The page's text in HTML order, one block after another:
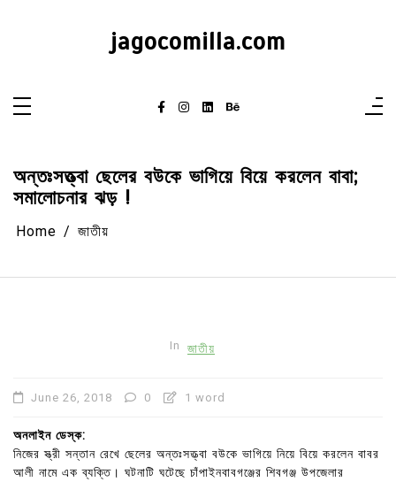
jagocomilla.com
অন্তঃসত্ত্বা ছেলের বউকে ভাগিয়ে বিয়ে করলেন বাবা;
সমালোচনার ঝড় !
Home জাতীয়
In জাতীয়
June 26, 2018 0 1 word
অনলাইন ডেস্ক:
নিজের স্ত্রী সন্তান রেখে ছেলের অন্তঃসত্ত্বা বউকে ভাগিয়ে নিয়ে বিয়ে করলেন বাবর
আলী নামে এক ব্যক্তি। ঘটনাটি ঘটেছে চাঁপাইনবাবগঞ্জের শিবগঞ্জ উপজেলার